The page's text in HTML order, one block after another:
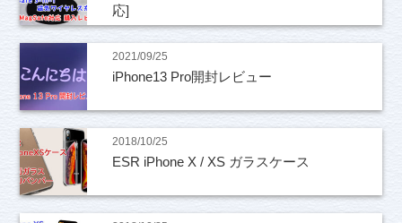
応]
2021/09/25
iPhone13 Pro開封レビュー
2018/10/25
ESR iPhone X / XS ガラスケース